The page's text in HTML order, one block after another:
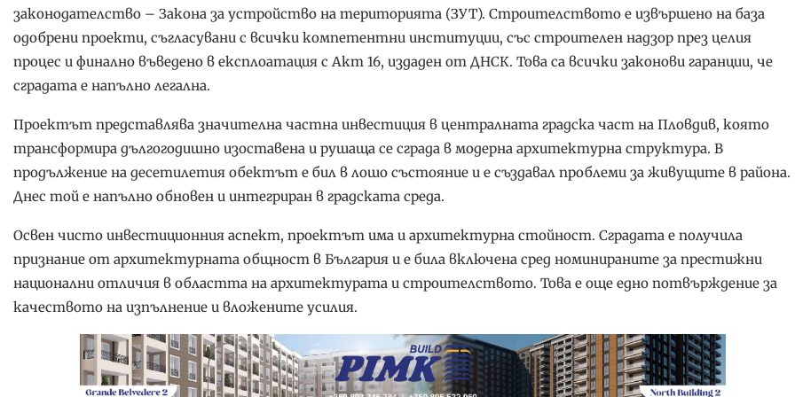
законодателство – Закона за устройство на територията (ЗУТ). Строителството е извършено на база
одобрени проекти, съгласувани с всички компетентни институции, със строителен надзор през целия
процес и финално въведено в експлоатация с Акт 16, издаден от ДНСК. Това са всички законови гаранции, че
сградата е напълно легална.
Проектът представлява значителна частна инвестиция в централната градска част на Пловдив, която
трансформира дългогодишно изоставена и рушаща се сграда в модерна архитектурна структура. В
продължение на десетилетия обектът е бил в лошо състояние и е създавал проблеми за живущите в района.
Днес той е напълно обновен и интегриран в градската среда.
Освен чисто инвестиционния аспект, проектът има и архитектурна стойност. Сградата е получила
признание от архитектурната общност в България и е била включена сред номинираните за престижни
национални отличия в областта на архитектурата и строителството. Това е още едно потвърждение за
качеството на изпълнение и вложените усилия.